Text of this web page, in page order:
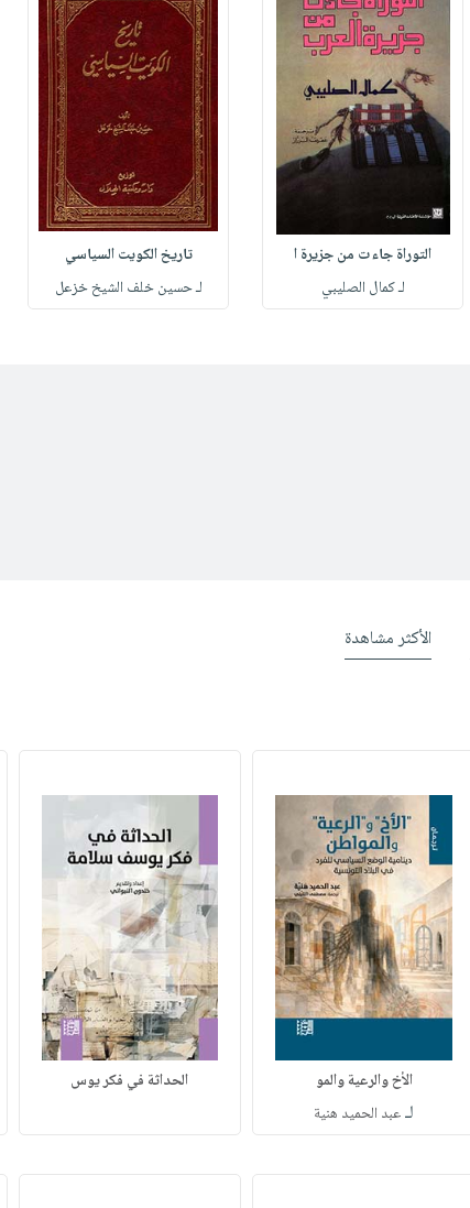
التوراة جاءت من جزيرة ا
لـ كمال الصليبي
تاريخ الكويت السياسي
لـ حسين خلف الشيخ خزعل
الأكثر مشاهدة
الأخ والرعية والمو
لـعبد الحميد هنية
الحداثة في فكر يوس